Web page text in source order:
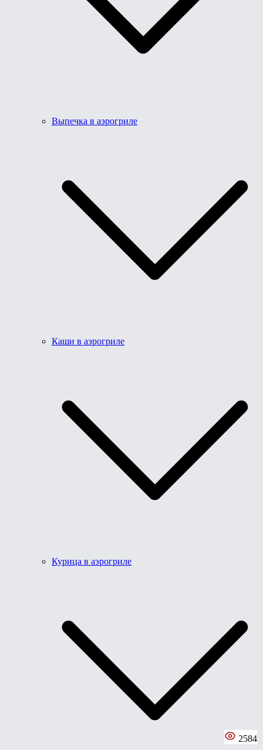
Выпечка в аэрогриле
Каши в аэрогриле
Курица в аэрогриле
2584